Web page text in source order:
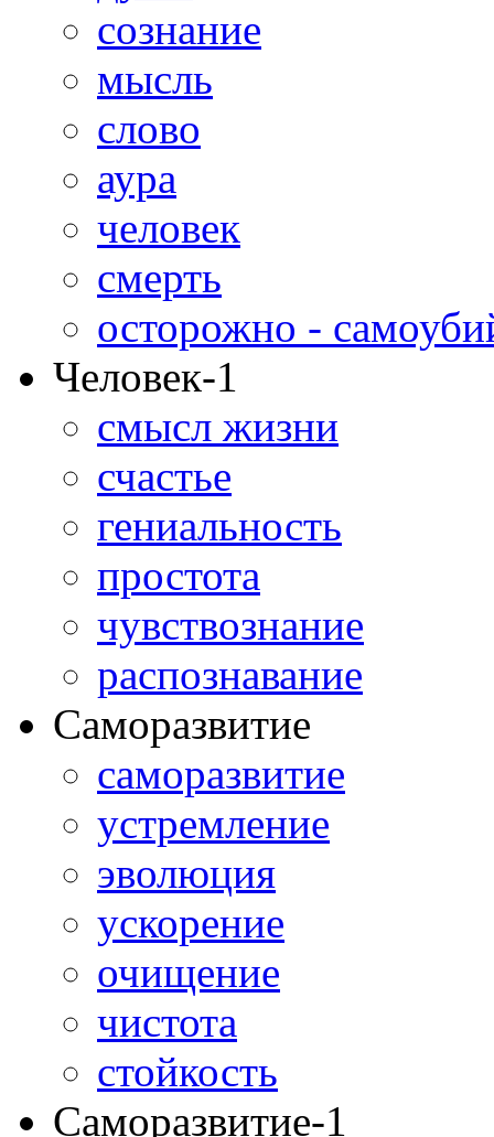
сознание
мысль
слово
аура
человек
смерть
осторожно -
Человек-1
смысл жизни
счастье
гениальность
простота
чувствознание
распознавание
Саморазвитие
саморазвитие
устремление
эволюция
ускорение
очищение
чистота
стойкость
Саморазвитие-1